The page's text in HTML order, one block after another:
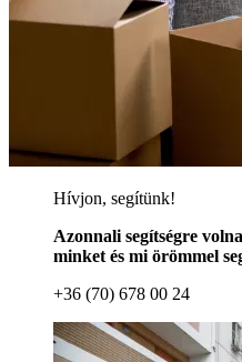
Hívjon, segítünk!
Azonnali segítségre
minket és mi örömmel
+36 (70) 678 00 24